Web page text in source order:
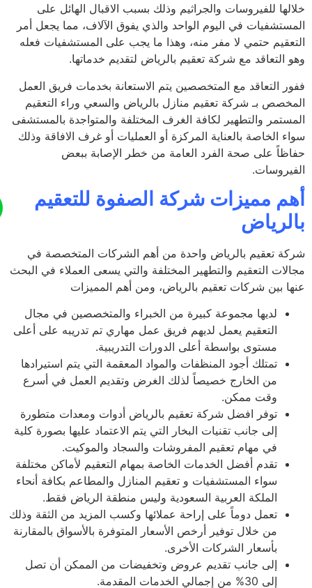
للفيروسات والجراثيم وذلك بسبب الاقبال الهائل على
في اليوم الواحد والذي يفوق الآلاف، مما يجعل أمر
حتمي لا مفر منه، وهذا ما يجب على المستشفيات فعله
التعاقد مع شركة تعقيم بالرياض لتقديم خدماتها.
التعاقد مع المتخصصين يتم الاستعانة بخدمات فريق العمل
بـ شركة تعقيم منازل بالرياض والسعي وراء التعقيم
والتطهير لكافة الغرف المختلفة والمتواجدة بالمستشفى
الخاصة بالعناية المركزة أو العمليات أو غرف الافاقة وذلك
على صحة الفرد العامة من خطر الإصابة ببعض
مميزات شركة الصفوة للتعقيم
تعقيم بالرياض واحدة من أهم الشركات المتخصصة في
التعقيم والتطهير المختلفة والتي يسعى العملاء في البحث
بين شركات تعقيم بالرياض، ومن أهم المميزات
لديها مجموعة كبيرة من الخبراء والمتخصصين في مجال
التعقيم يعمل لديهم فريق عمل مهاري تم تدريبه على أعلى
مستوى بواسطة أعلى الدورات التدريبية.
تمتلك أجود المنظفات والمواد المعقمة التي يتم استيرادها
من الخارج خصيصاً لذلك الغرض وتقديم العمل في أسرع
وقت ممكن.
توفر افضل شركة تعقيم بالرياض أدوات ومعدات متطورة
إلى جانب تقنيات البخار التي يتم الاعتماد عليها بصورة كلية
في مهام تعقيم المفروشات والسجاد والموكيت.
تقدم أفضل الخدمات الخاصة بمهام التعقيم لأماكن مختلفة
سواء المستشفيات و تعقيم المنازل والمطاعم بكافة أنحاء
الملكة العربية السعودية وليس منطقة الرياض فقط.
تعمل دوماً على إراحة عملائها وكسب المزيد من الثقة وذلك
من خلال توفير أرخص الأسعار المتوفرة بالأسواق بالمقارنة
بأسعار الشركات الأخرى.
إلى جانب تقديم عروض وتخفيضات من الممكن أن تصل